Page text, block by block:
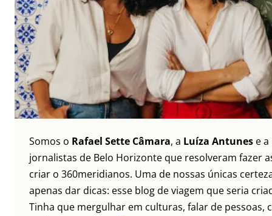
Somos o Rafael Sette Câmara, a Luíza Antunes e a
jornalistas de Belo Horizonte que resolveram fazer
criar o 360meridianos. Uma de nossas únicas
apenas dar dicas: esse blog de viagem que seria
Tinha que mergulhar em culturas, falar de